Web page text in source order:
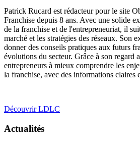
Patrick Rucard est rédacteur pour le site
Franchise depuis 8 ans. Avec une solide
de la franchise et de l'entrepreneuriat, il
marché et les stratégies des réseaux. Son
donner des conseils pratiques aux futurs
évolutions du secteur. Grâce à son regard
entrepreneurs à mieux comprendre les
la franchise, avec des informations claires
Découvrir LDLC
Actualités